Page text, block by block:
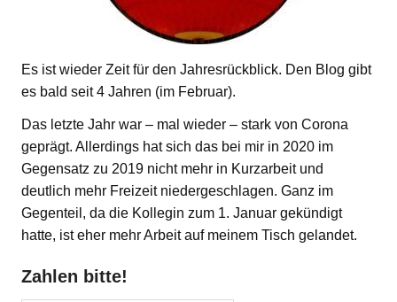
Es ist wieder Zeit für den Jahresrückblick. Den Blog gibt
es bald seit 4 Jahren (im Februar).
Das letzte Jahr war – mal wieder – stark von Corona
geprägt. Allerdings hat sich das bei mir in 2020 im
Gegensatz zu 2019 nicht mehr in Kurzarbeit und
deutlich mehr Freizeit niedergeschlagen. Ganz im
Gegenteil, da die Kollegin zum 1. Januar gekündigt
hatte, ist eher mehr Arbeit auf meinem Tisch gelandet.
Zahlen bitte!